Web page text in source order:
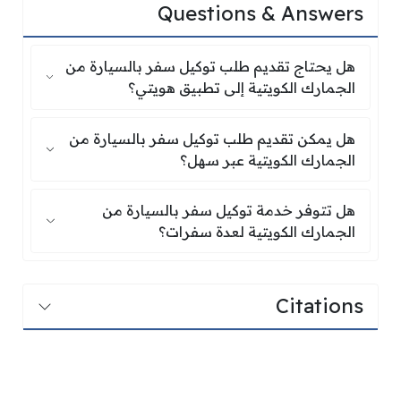
Questions & Answers
هل يحتاج تقديم طلب توكيل سفر بالسيارة من
هل يحتاج تقديم طلب توكيل سفر بالسيارة من
الجمارك الكويتية إلى تطبيق هويتي؟
هل يمكن تقديم طلب توكيل سفر بالسيارة من
هل يمكن تقديم طلب توكيل سفر بالسيارة من
الجمارك الكويتية عبر سهل؟
هل تتوفر خدمة توكيل سفر بالسيارة من الجمارك
هل تتوفر خدمة توكيل سفر بالسيارة من
الجمارك الكويتية لعدة سفرات؟
Citations